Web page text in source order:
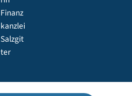
Finanz
kanzlei
Salzgit
ter